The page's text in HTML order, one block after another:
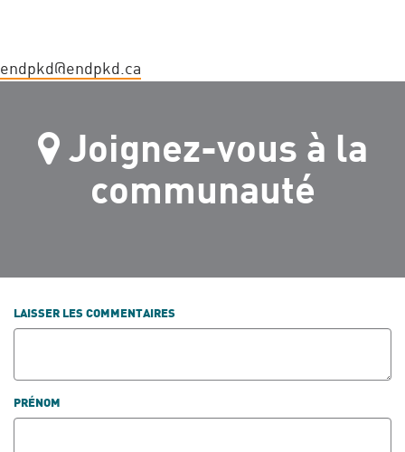
endpkd@endpkd.ca
Joignez-vous à la
communauté
LAISSER LES COMMENTAIRES
PRÉNOM